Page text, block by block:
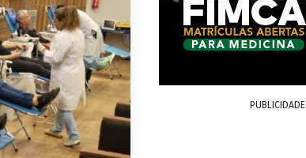
PUBLICIDADE